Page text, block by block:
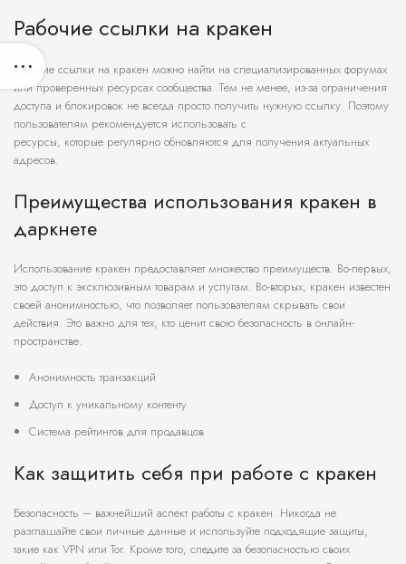
Рабочие ссылки на кракен
Рабочие ссылки на кракен можно найти на специализированных форумах
или проверенных ресурсах сообщества. Тем не менее, из-за ограничения
доступа и блокировок не всегда просто получить нужную ссылку. Поэтому
пользователям рекомендуется использовать с
ресурсы, которые регулярно обновляются для получения актуальных
адресов.
Преимущества использования кракен в
даркнете
Использование кракен предоставляет множество преимуществ. Во-первых,
это доступ к эксклюзивным товарам и услугам. Во-вторых, кракен известен
своей анонимностью, что позволяет пользователям скрывать свои
действия. Это важно для тех, кто ценит свою безопасность в онлайн-
пространстве.
Анонимность транзакций
Доступ к уникальному контенту
Система рейтингов для продавцов
Как защитить себя при работе с кракен
Безопасность – важнейший аспект работы с кракен. Никогда не
разглашайте свои личные данные и используйте подходящие защиты,
такие как VPN или Tor. Кроме того, следите за безопасностью своих